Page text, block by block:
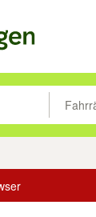
drücken um